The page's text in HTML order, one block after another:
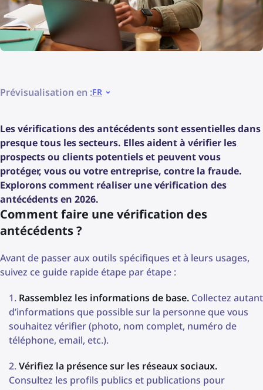
Prévisualisation en :FR
Les vérifications des antécédents sont essentielles dans
presque tous les secteurs. Elles aident à vérifier les
prospects ou clients potentiels et peuvent vous
protéger, vous ou votre entreprise, contre la fraude.
Explorons comment réaliser une vérification des
antécédents en 2026.
Comment faire une vérification des
antécédents ?
Avant de passer aux outils spécifiques et à leurs usages,
suivez ce guide rapide étape par étape :
Rassemblez les informations de base. Collectez autant
d’informations que possible sur la personne que vous
souhaitez vérifier (photo, nom complet, numéro de
téléphone, email, etc.).
Vérifiez la présence sur les réseaux sociaux.
Consultez les profils publics et publications pour